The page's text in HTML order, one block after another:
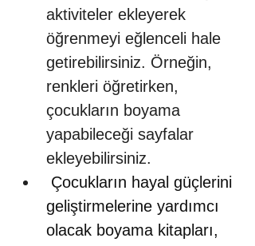
aktiviteler ekleyerek
öğrenmeyi eğlenceli hale
getirebilirsiniz. Örneğin,
renkleri öğretirken,
çocukların boyama
yapabileceği sayfalar
ekleyebilirsiniz.
Çocukların hayal güçlerini
geliştirmelerine yardımcı
olacak boyama kitapları,